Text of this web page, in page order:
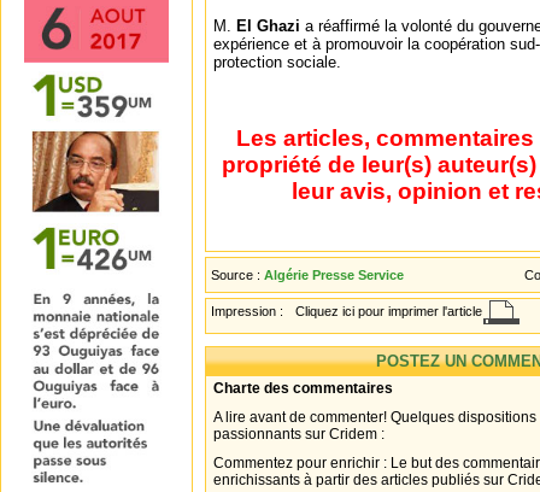
M. El Ghazi a réaffirmé la volonté du
expérience et à promouvoir la coopération
protection sociale.
Les articles,
propriété de leur(s)
leur avis, opinion et
Source : Algérie Presse Service
Impression : Cliquez ici pour imprimer l'article
POSTEZ UN
Charte des commentaires
A lire avant de commenter! Quelques
passionnants sur Cridem :
Commentez pour enrichir : Le but des
enrichissants à partir des articles publiés sur